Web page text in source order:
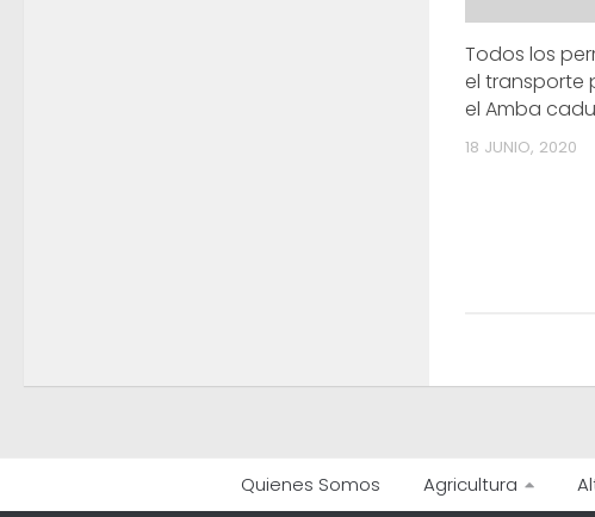
Todos los
el transporte
el Amba
18 JUNIO, 2020
Quienes Somos Agricultura